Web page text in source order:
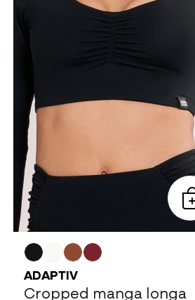
ADAPTIV
Cropped manga longa